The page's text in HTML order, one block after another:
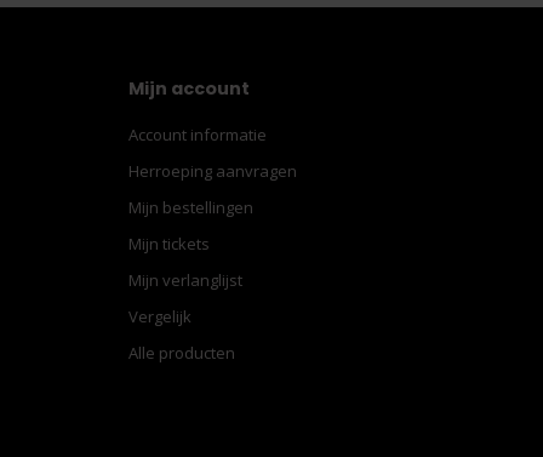
Mijn account
Account informatie
Herroeping aanvragen
Mijn bestellingen
Mijn tickets
Mijn verlanglijst
Vergelijk
Alle producten